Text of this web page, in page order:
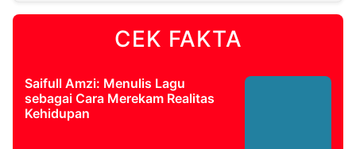
CEK FAKTA
Saifull Amzi: Menulis Lagu
sebagai Cara Merekam Realitas
Kehidupan